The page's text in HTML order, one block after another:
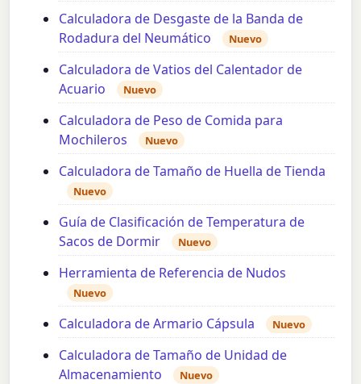
Calculadora de Desgaste de la Banda de
Rodadura del Neumático
Nuevo
Calculadora de Vatios del Calentador de
Acuario
Nuevo
Calculadora de Peso de Comida para
Mochileros
Nuevo
Calculadora de Tamaño de Huella de Tienda
Nuevo
Guía de Clasificación de Temperatura de
Sacos de Dormir
Nuevo
Herramienta de Referencia de Nudos
Nuevo
Calculadora de Armario Cápsula Nuevo
Calculadora de Tamaño de Unidad de
Almacenamiento
Nuevo